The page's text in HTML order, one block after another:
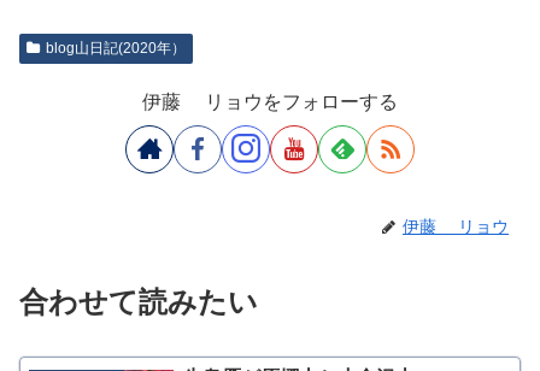
blog山日記(2020年）
伊藤 リョウをフォローする
伊藤 リョウ
合わせて読みたい